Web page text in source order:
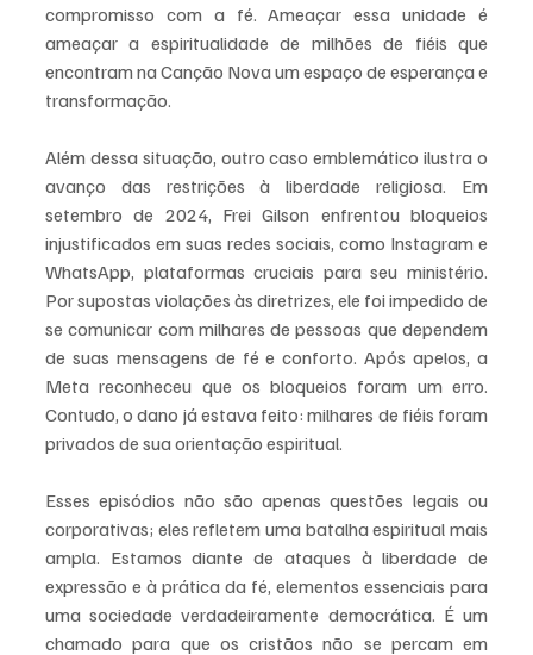
compromisso com a fé. Ameaçar essa unidade é
ameaçar a espiritualidade de milhões de fiéis que
encontram na Canção Nova um espaço de esperança e
transformação.
Além dessa situação, outro caso emblemático ilustra o
avanço das restrições à liberdade religiosa. Em
setembro de 2024, Frei Gilson enfrentou bloqueios
injustificados em suas redes sociais, como Instagram e
WhatsApp, plataformas cruciais para seu ministério.
Por supostas violações às diretrizes, ele foi impedido de
se comunicar com milhares de pessoas que dependem
de suas mensagens de fé e conforto. Após apelos, a
Meta reconheceu que os bloqueios foram um erro.
Contudo, o dano já estava feito: milhares de fiéis foram
privados de sua orientação espiritual.
Esses episódios não são apenas questões legais ou
corporativas; eles refletem uma batalha espiritual mais
ampla. Estamos diante de ataques à liberdade de
expressão e à prática da fé, elementos essenciais para
uma sociedade verdadeiramente democrática. É um
chamado para que os cristãos não se percam em